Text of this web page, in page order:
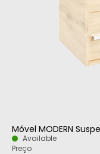
Móvel MODERN
Available
Preço